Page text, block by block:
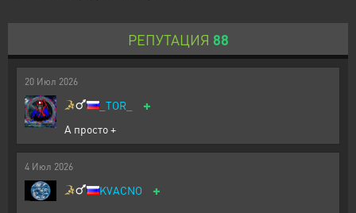
РЕПУТАЦИЯ 88
20 Июл 2026
_TOR_ +
А просто +
4 Июл 2026
KVACNO +